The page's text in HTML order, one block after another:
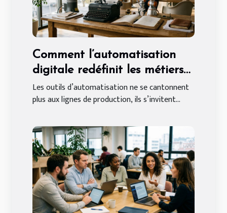
Comment l’automatisation
digitale redéfinit les métiers
traditionnels en entreprise
Les outils d’automatisation ne se cantonnent
plus aux lignes de production, ils s’invitent...